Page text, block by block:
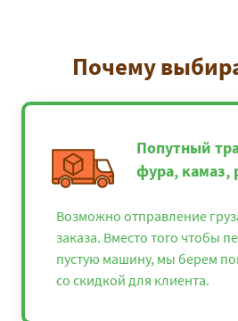
Почему
Попутный
фура, камаз,
Возможно отправление
заказа. Вместо того чтобы
пустую машину, мы берем
со скидкой для клиента.